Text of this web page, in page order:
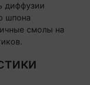
диффузии
шпона
смолы на
ФСФ